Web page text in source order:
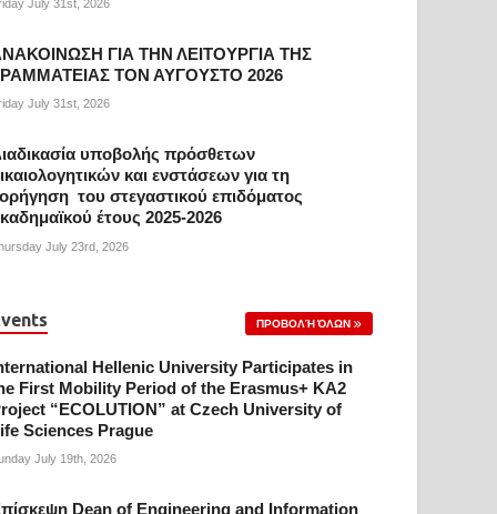
July 31st, 2026
ΓΙΑ ΤΗΝ ΛΕΙΤΟΥΡΓΙΑ ΤΗΣ
ΤΟΝ ΑΥΓΟΥΣΤΟ 2026
July 31st, 2026
υποβολής πρόσθετων
και ενστάσεων για τη
του στεγαστικού επιδόματος
έτους 2025-2026
July 23rd, 2026
ΠΡΟΒΟΛΉ ΌΛΩΝ
Hellenic University Participates in
First Mobility Period of the Erasmus+ KA2
“ECOLUTION” at Czech University of
Sciences Prague
July 19th, 2026
Dean of Engineering and Information